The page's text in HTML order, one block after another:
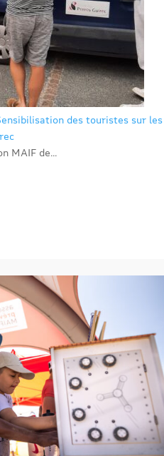
des touristes sur les
MAIF de...